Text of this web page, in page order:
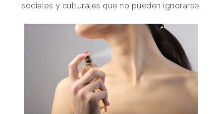
sociales y culturales que no pueden ignorarse.